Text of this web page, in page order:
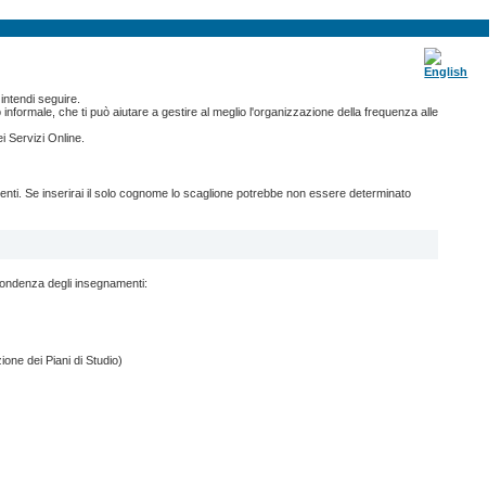
seguire.
informale, che ti può aiutare a gestire al meglio l'organizzazione della frequenza alle
Servizi Online.
Se inserirai il solo cognome lo scaglione potrebbe non essere determinato
degli insegnamenti:
dei Piani di Studio)